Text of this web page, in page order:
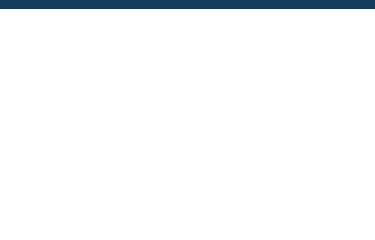
Guide des tailles
Plan du site